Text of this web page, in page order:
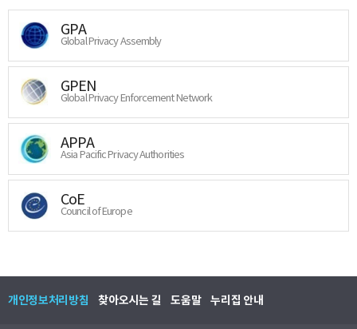
GPA
Global Privacy Assembly
GPEN
Global Privacy Enforcement Network
APPA
Asia Pacific Privacy Authorities
CoE
Council of Europe
개인정보처리방침 찾아오시는 길 도움말 누리집 안내